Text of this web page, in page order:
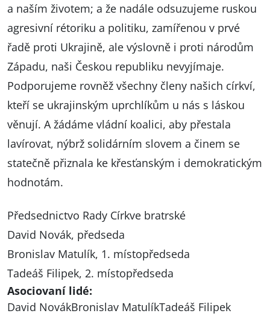
a naším životem; a že nadále odsuzujeme ruskou
agresivní rétoriku a politiku, zamířenou v prvé
řadě proti Ukrajině, ale výslovně i proti národům
Západu, naši Českou republiku nevyjímaje.
Podporujeme rovněž všechny členy našich církví,
kteří se ukrajinským uprchlíkům u nás s láskou
věnují. A žádáme vládní koalici, aby přestala
lavírovat, nýbrž solidárním slovem a činem se
statečně přiznala ke křesťanským i demokratickým
hodnotám.
Předsednictvo Rady Církve bratrské
David Novák, předseda
Bronislav Matulík, 1. místopředseda
Tadeáš Filipek, 2. místopředseda
Asociovaní lidé:
David NovákBronislav MatulíkTadeáš Filipek